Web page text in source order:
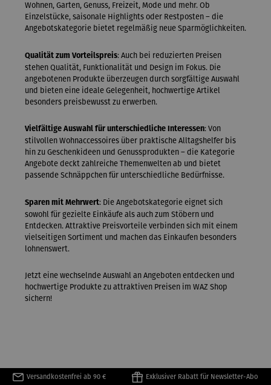
Wohnen, Garten, Genuss, Freizeit, Mode und mehr. Ob
Einzelstücke, saisonale Highlights oder Restposten – die
Angebotskategorie bietet regelmäßig neue Sparmöglichkeiten.
Qualität zum Vorteilspreis: Auch bei reduzierten Preisen
stehen Qualität, Funktionalität und Design im Fokus. Die
angebotenen Produkte überzeugen durch sorgfältige Auswahl
und bieten eine ideale Gelegenheit, hochwertige Artikel
besonders preisbewusst zu erwerben.
Vielfältige Auswahl für unterschiedliche Interessen: Von
stilvollen Wohnaccessoires über praktische Alltagshelfer bis
hin zu Geschenkideen und Genussprodukten – die Kategorie
Angebote deckt zahlreiche Themenwelten ab und bietet
passende Schnäppchen für unterschiedliche Bedürfnisse.
Sparen mit Mehrwert: Die Angebotskategorie eignet sich
sowohl für gezielte Einkäufe als auch zum Stöbern und
Entdecken. Attraktive Preisvorteile verbinden sich mit einem
vielseitigen Sortiment und machen das Einkaufen besonders
lohnenswert.
Jetzt eine wechselnde Auswahl an Angeboten entdecken und
hochwertige Produkte zu attraktiven Preisen im WAZ Shop
sichern!
Versandkostenfrei ab 90 € Exklusiver Rabatt für Newsletter-Abo